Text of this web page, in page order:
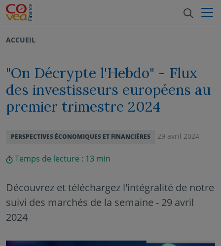
Aller au menu
Aller au contenu
ACCUEIL
"On Décrypte l'Hebdo" - Flux
des investisseurs européens au
premier trimestre 2024
PERSPECTIVES ÉCONOMIQUES ET FINANCIÈRES 29 avril 2024
Temps de lecture : 13 min
Découvrez et téléchargez l'intégralité de notre
suivi des marchés de la semaine - 29 avril
2024